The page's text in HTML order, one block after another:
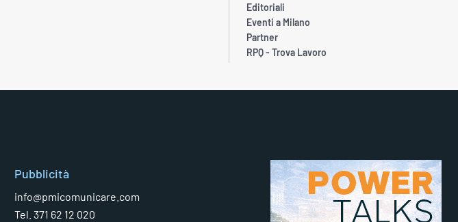
Editoriali
Eventi a Milano
Partner
RPQ - Trova Lavoro
Pubblicità
info@pmicomunicare.com
Tel. 371 62 12 020